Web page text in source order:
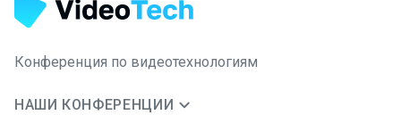
Конференция по видеотехнологиям
НАШИ КОНФЕРЕНЦИИ